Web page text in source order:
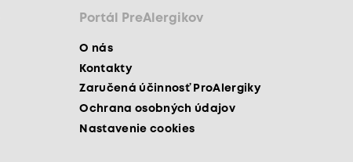
Portál PreAlergikov
O nás
Kontakty
Zaručená účinnosť ProAlergiky
Ochrana osobných údajov
Nastavenie cookies